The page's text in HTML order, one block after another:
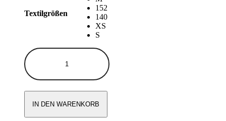
Textilgrößen
152
140
XS
S
HOSE
HERREN
IN DEN WARENKORB